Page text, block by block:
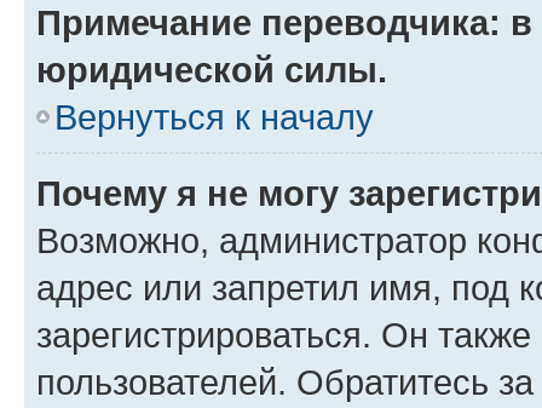
Примечание переводчика:
юридической силы.
Вернуться к началу
Почему я не могу
Возможно, администратор
адрес или запретил имя, под
зарегистрироваться. Он
пользователей. Обратитесь